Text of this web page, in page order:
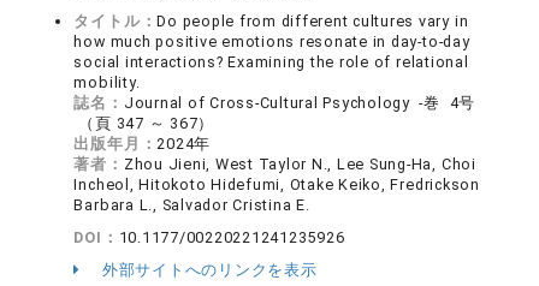
タイトル：Do people from different cultures vary in
how much positive emotions resonate in day-to-day
social interactions? Examining the role of relational
mobility.
誌名： Journal of Cross-Cultural Psychology -巻 4号
（頁 347 ～ 367）
出版年月：2024年
著者： Zhou Jieni, West Taylor N., Lee Sung-Ha, Choi
Incheol, Hitokoto Hidefumi, Otake Keiko, Fredrickson
Barbara L., Salvador Cristina E.
DOI： 10.1177/00220221241235926
外部サイトへのリンクを表示